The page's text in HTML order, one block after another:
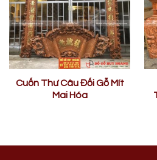
Cuốn Thư Câu Đối Gỗ Mít
Mai Hóa